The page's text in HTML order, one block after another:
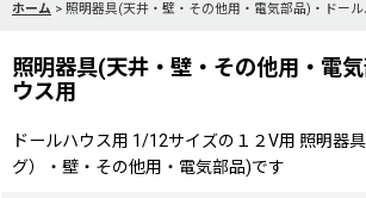
ホーム > 照明器具(天井・壁・その他用・電気部品)・ドール
照明器具(天井・壁・その他用・電
ウス用
ドールハウス用 1/12サイズの１２V用 照明器
グ）・壁・その他用・電気部品)です